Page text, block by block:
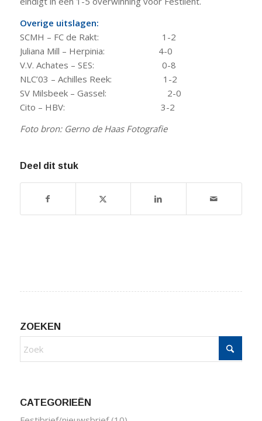
Overige uitslagen:
SCMH – FC de Rakt: 1-2
Juliana Mill – Herpinia: 4-0
V.V. Achates – SES: 0-8
NLC’03 – Achilles Reek: 1-2
SV Milsbeek – Gassel: 2-0
Cito – HBV: 3-2
Foto bron: Gerno de Haas Fotografie
Deel dit stuk
ZOEKEN
CATEGORIEËN